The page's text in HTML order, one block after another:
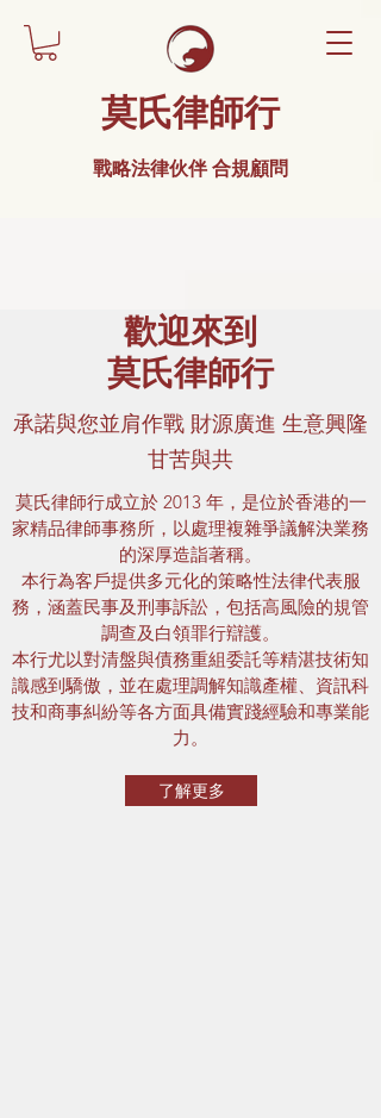
莫氏律師行
戰略法律伙伴 合規顧問
歡迎來到
莫氏律師行
​承諾與您並肩作戰 財源廣進 生意興隆
甘苦與共
莫氏律師行成立於 2013 年，是位於香港的一
家精品律師事務所，以處理複雜爭議解決業務
的深厚造詣著稱。
本行為客戶提供多元化的策略性法律代表服
務，涵蓋民事及刑事訴訟，包括高風險的規管
調查及白領罪行辯護。
本行尤以對清盤與債務重組委託等精湛技術知
識感到驕傲，並在處理調解知識產權、資訊科
技和商事糾紛等各方面具備實踐經驗和專業能
力。
了解更多